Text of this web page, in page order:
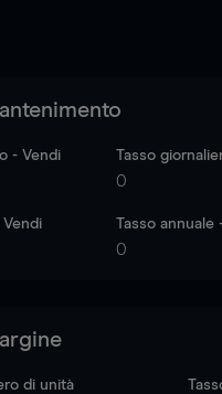
- Vendi Tasso
0
Vendi Tasso annuale
0
di unità